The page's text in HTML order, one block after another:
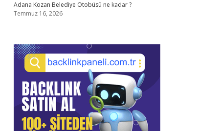
Adana Kozan Belediye Otobüsü ne kadar ?
Temmuz 16, 2026